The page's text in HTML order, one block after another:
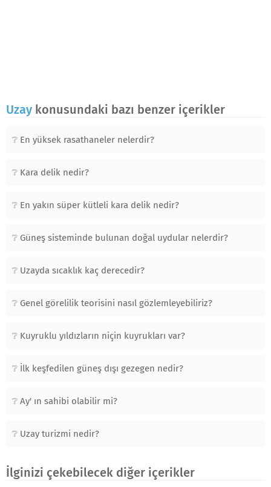
Uzay konusundaki bazı benzer içerikler
En yüksek rasathaneler nelerdir?
Kara delik nedir?
En yakın süper kütleli kara delik nedir?
Güneş sisteminde bulunan doğal uydular nelerdir?
Uzayda sıcaklık kaç derecedir?
Genel görelilik teorisini nasıl gözlemleyebiliriz?
Kuyruklu yıldızların niçin kuyrukları var?
İlk keşfedilen güneş dışı gezegen nedir?
Ay' ın sahibi olabilir mi?
Uzay turizmi nedir?
İlginizi çekebilecek diğer içerikler